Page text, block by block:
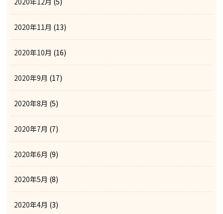
2020年11月 (13)
2020年10月 (16)
2020年9月 (17)
2020年8月 (5)
2020年7月 (7)
2020年6月 (9)
2020年5月 (8)
2020年4月 (3)